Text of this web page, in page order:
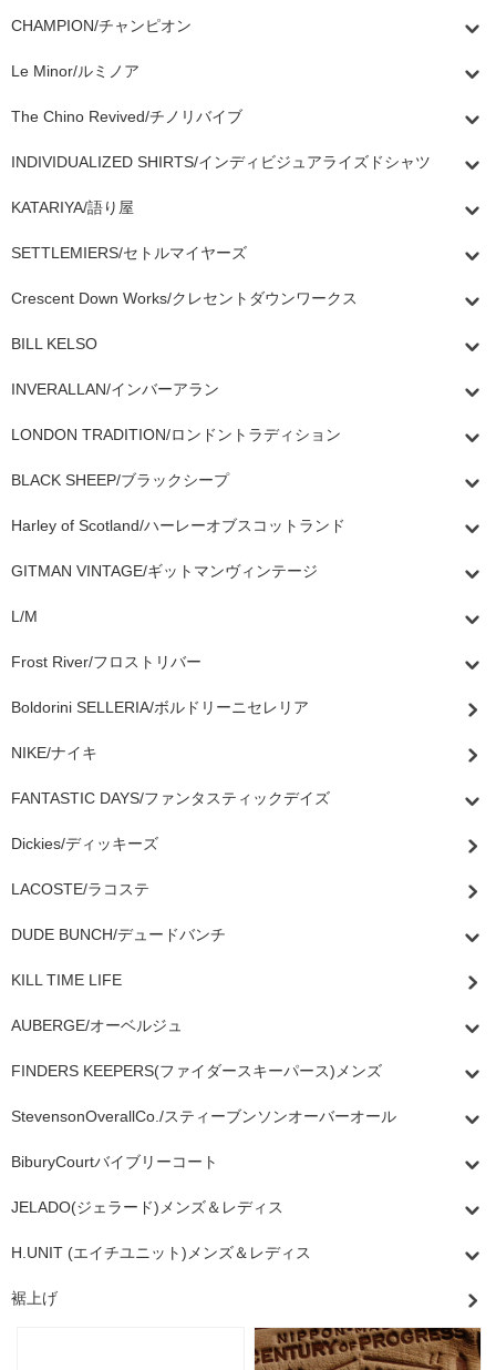
CHAMPION/チャンピオン
Le Minor/ルミノア
The Chino Revived/チノリバイブ
INDIVIDUALIZED SHIRTS/インディビジュアライズドシャツ
KATARIYA/語り屋
SETTLEMIERS/セトルマイヤーズ
Crescent Down Works/クレセントダウンワークス
BILL KELSO
INVERALLAN/インバーアラン
LONDON TRADITION/ロンドントラディション
BLACK SHEEP/ブラックシープ
Harley of Scotland/ハーレーオブスコットランド
GITMAN VINTAGE/ギットマンヴィンテージ
L/M
Frost River/フロストリバー
Boldorini SELLERIA/ボルドリーニセレリア
NIKE/ナイキ
FANTASTIC DAYS/ファンタスティックデイズ
Dickies/ディッキーズ
LACOSTE/ラコステ
DUDE BUNCH/デュードバンチ
KILL TIME LIFE
AUBERGE/オーベルジュ
FINDERS KEEPERS(ファイダースキーパース)メンズ
StevensonOverallCo./スティーブンソンオーバーオール
BiburyCourtバイブリーコート
JELADO(ジェラード)メンズ＆レディス
H.UNIT (エイチユニット)メンズ＆レディス
裾上げ